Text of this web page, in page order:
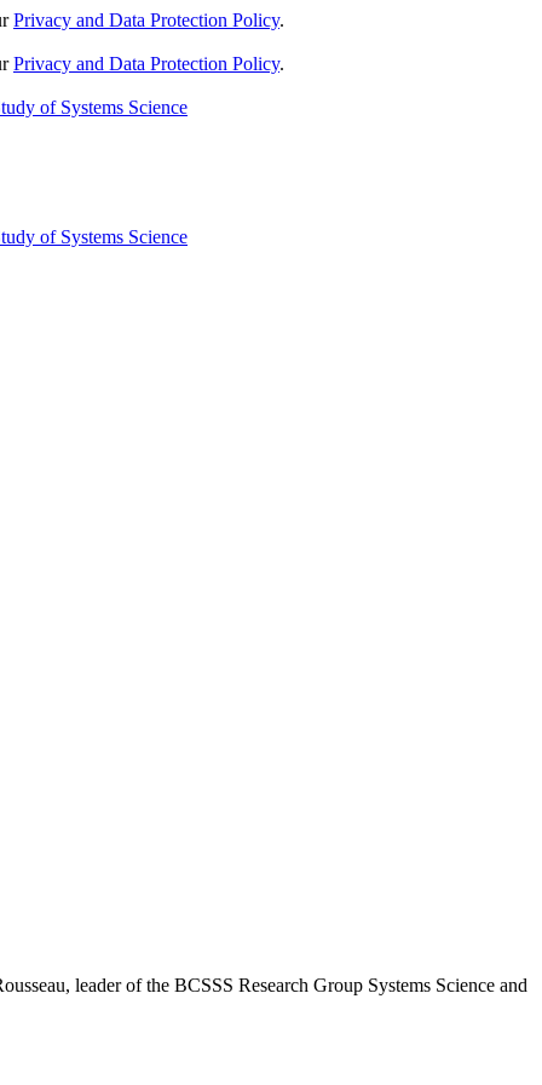
Privacy and Data Protection Policy.
Privacy and Data Protection Policy.
leader of the BCSSS Research Group Systems Science and